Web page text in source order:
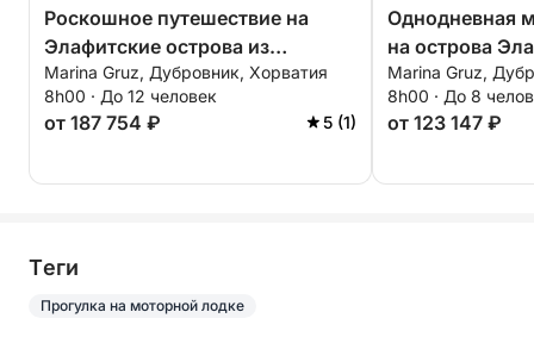
Роскошное путешествие на
Элафитские острова из
Дубровника.
Marina Gruz, Дубровник, Хорватия
8h00 · До 12 человек
от 187 754 ₽ 5 (1)
Однодневная
на острова
Marina Gruz,
8h00 · До 8
от 123 147 ₽
Tеги
Прогулка на моторной лодке